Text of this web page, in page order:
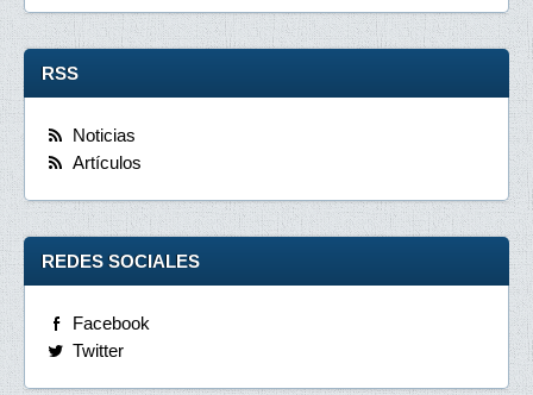
RSS
Noticias
Artículos
REDES SOCIALES
Facebook
Twitter